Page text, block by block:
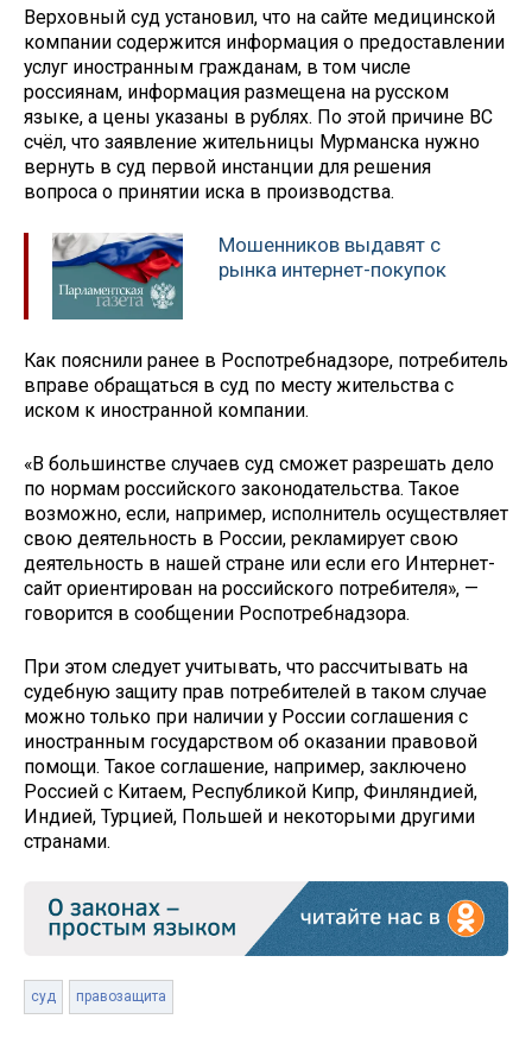
Верховный суд установил, что на сайте медицинской
компании содержится информация о предоставлении
услуг иностранным гражданам, в том числе
россиянам, информация размещена на русском
языке, а цены указаны в рублях. По этой причине ВС
счёл, что заявление жительницы Мурманска нужно
вернуть в суд первой инстанции для решения
вопроса о принятии иска в производства.
Мошенников выдавят с
рынка интернет-покупок
Как пояснили ранее в Роспотребнадзоре, потребитель
вправе обращаться в суд по месту жительства с
иском к иностранной компании.
«В большинстве случаев суд сможет разрешать дело
по нормам российского законодательства. Такое
возможно, если, например, исполнитель осуществляет
свою деятельность в России, рекламирует свою
деятельность в нашей стране или если его Интернет-
сайт ориентирован на российского потребителя», —
говорится в сообщении Роспотребнадзора.
При этом следует учитывать, что рассчитывать на
судебную защиту прав потребителей в таком случае
можно только при наличии у России соглашения с
иностранным государством об оказании правовой
помощи. Такое соглашение, например, заключено
Россией с Китаем, Республикой Кипр, Финляндией,
Индией, Турцией, Польшей и некоторыми другими
странами.
суд правозащита